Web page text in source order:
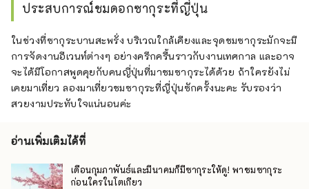
ประสบการณ์ชมดอกซากุระที่ญี่ปุ่น
ในช่วงที่ซากุระบานสะพรั่ง บริเวณใกล้เคียงและจุดชมซากุระมักจะมี
การจัดงานอีเวนท์ต่างๆ อย่างครึกครื้นราวกับงานเทศกาล และอาจ
จะได้มีโอกาสพูดคุยกับคนญี่ปุ่นที่มาชมซากุระได้ด้วย ถ้าใครยังไม่
เคยมาเที่ยว ลองมาเที่ยวชมซากุระที่ญี่ปุ่นซักครั้งนะคะ รับรองว่า
สวยงามประทับใจแน่นอนค่ะ
อ่านเพิ่มเติมได้ที่
เดือนกุมภาพันธ์และมีนาคมก็มีซากุระให้ดู! พาชมซากุระ
ก่อนใครในโตเกียว